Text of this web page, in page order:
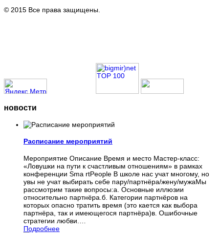
© 2015 Все права защищены.
новости
Расписание мероприятий
Мероприятие Описание Время и место Мастер-класс:
«Ловушки на пути к счастливым отношениям» в рамках
конференции Sma rtPeople В школе нас учат многому, но
увы не учат выбирать себе пару/партнёра/жену/мужаМы
рассмотрим такие вопросы:а. Основные иллюзии
относительно партнёра.б. Категории партнёров на
которых опасно тратить время (это кается как выбора
партнёра, так и имеющегося партнёра)в. Ошибочные
стратегии любви.
Подробнее